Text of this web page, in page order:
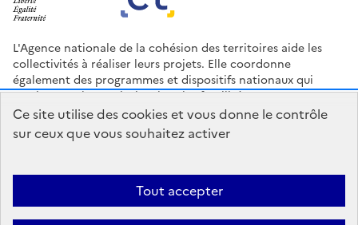
Ce site utilise des cookies et vous donne le contrôle
sur ceux que vous souhaitez activer
Tout accepter
L'Agence nationale de la cohésion des territoires aide les
collectivités à réaliser leurs projets. Elle coordonne
également des programmes et dispositifs nationaux qui
soutiennent les territoires les plus fragilisés.
Espace Presse Logo ANCT
data.gouv.fr
Accessibilité : Partiellement conforme Mentions légales Politique